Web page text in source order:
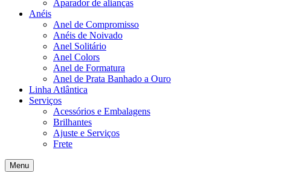
Aparador de alianças
Anéis
Anel de Compromisso
Anéis de Noivado
Anel Solitário
Anel Colors
Anel de Formatura
Anel de Prata Banhado a Ouro
Linha Atlântica
Serviços
Acessórios e Embalagens
Brilhantes
Ajuste e Serviços
Frete
Menu